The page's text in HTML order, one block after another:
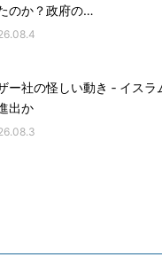
のか？政府の…
ー社の怪しい動き ‐ イスラ
出か